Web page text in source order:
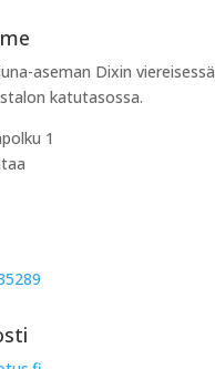
aseman Dixin viereisessä
katutasossa.
1